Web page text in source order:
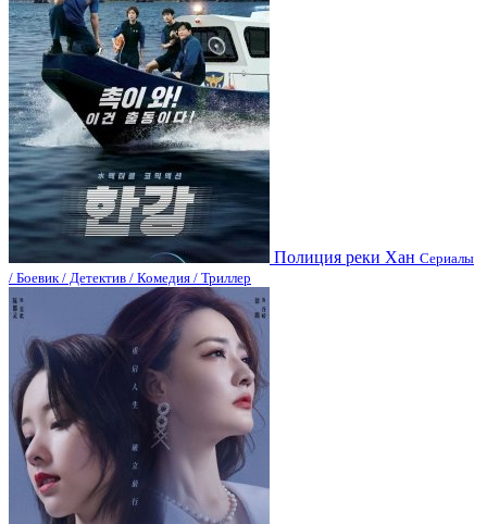
Полиция реки Хан Сериалы
/ Боевик / Детектив / Комедия / Триллер